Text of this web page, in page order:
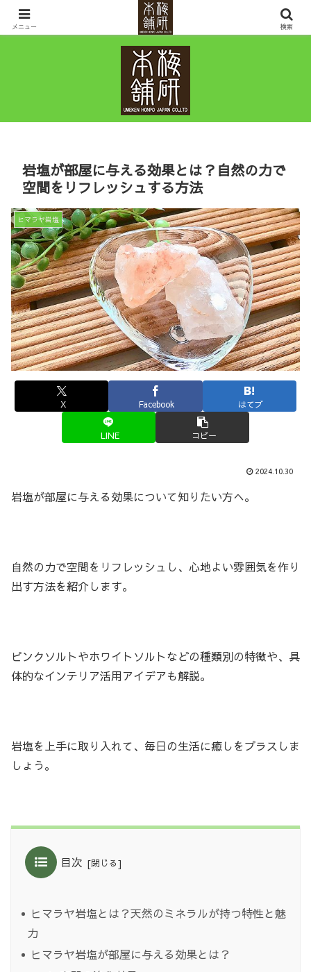
ヒマラヤ岩塩・岩盤浴ベッドなど鉱石の販売を通して10年先の健康と幸せを考
えるお店です。
岩塩が部屋に与える効果とは？自然の力で
空間をリフレッシュする方法
ヒマラヤ岩塩
X Facebook はてブ
LINE コピー
2024.10.30
岩塩が部屋に与える効果について知りたい方へ。
自然の力で空間をリフレッシュし、心地よい雰囲気を作り
出す方法を紹介します。
ピンクソルトやホワイトソルトなどの種類別の特徴や、具
体的なインテリア活用アイデアも解説。
岩塩を上手に取り入れて、毎日の生活に癒しをプラスしま
しょう。
目次
ヒマラヤ岩塩とは？天然のミネラルが持つ特性と魅
力
ヒマラヤ岩塩が部屋に与える効果とは？
メニュー 検索